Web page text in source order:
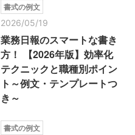
書式の例文
2026/05/19
業務日報のスマートな書き
方！ 【2026年版】効率化
テクニックと職種別ポイン
ト～例文・テンプレートつ
き～
書式の例文